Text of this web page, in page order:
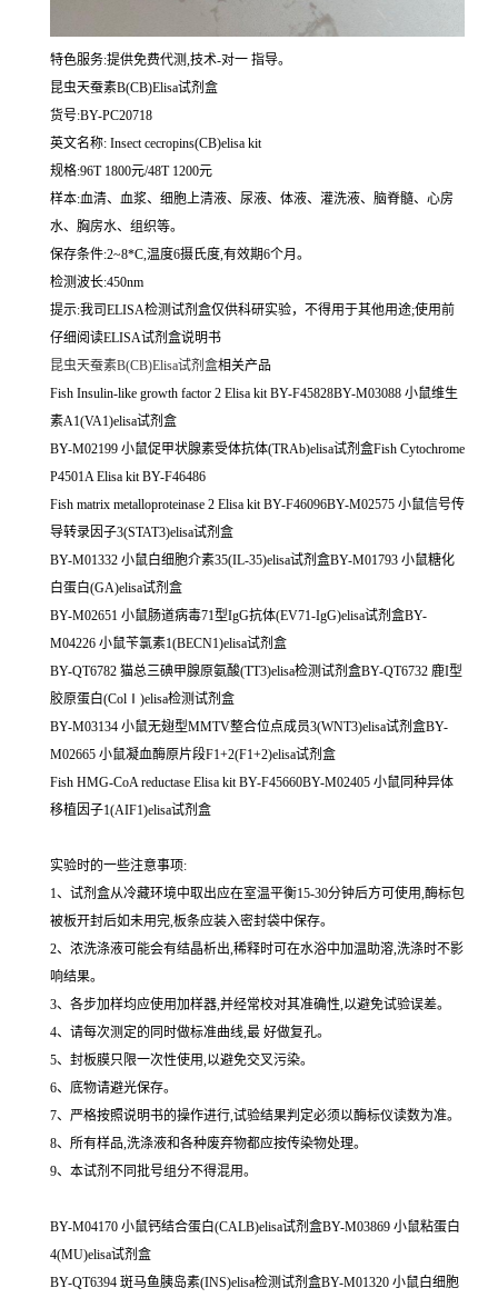
特色服务:提供免费代测,技术-对一 指导。
昆虫天蚕素B(CB)Elisa试剂盒
货号:BY-PC20718
英文名称: Insect cecropins(CB)elisa kit
规格:96T 1800元/48T 1200元
样本:血清、血浆、细胞上清液、尿液、体液、灌洗液、脑脊髓、心房
水、胸房水、组织等。
保存条件:2~8*C,温度6摄氏度,有效期6个月。
检测波长:450nm
提示:我司ELISA检测试剂盒仅供科研实验，不得用于其他用途;使用前
仔细阅读ELISA试剂盒说明书
昆虫天蚕素B(CB)Elisa试剂盒相关产品
Fish Insulin-like growth factor 2 Elisa kit BY-F45828BY-M03088 小鼠维生
素A1(VA1)elisa试剂盒
BY-M02199 小鼠促甲状腺素受体抗体(TRAb)elisa试剂盒Fish Cytochrome
P4501A Elisa kit BY-F46486
Fish matrix metalloproteinase 2 Elisa kit BY-F46096BY-M02575 小鼠信号传
导转录因子3(STAT3)elisa试剂盒
BY-M01332 小鼠白细胞介素35(IL-35)elisa试剂盒BY-M01793 小鼠糖化
白蛋白(GA)elisa试剂盒
BY-M02651 小鼠肠道病毒71型IgG抗体(EV71-IgG)elisa试剂盒BY-
M04226 小鼠苄氯素1(BECN1)elisa试剂盒
BY-QT6782 猫总三碘甲腺原氨酸(TT3)elisa检测试剂盒BY-QT6732 鹿I型
胶原蛋白(ColⅠ)elisa检测试剂盒
BY-M03134 小鼠无翅型MMTV整合位点成员3(WNT3)elisa试剂盒BY-
M02665 小鼠凝血酶原片段F1+2(F1+2)elisa试剂盒
Fish HMG-CoA reductase Elisa kit BY-F45660BY-M02405 小鼠同种异体
移植因子1(AIF1)elisa试剂盒
实验时的一些注意事项:
1、试剂盒从冷藏环境中取出应在室温平衡15-30分钟后方可使用,酶标包
被板开封后如未用完,板条应装入密封袋中保存。
2、浓洗涤液可能会有结晶析出,稀释时可在水浴中加温助溶,洗涤时不影
响结果。
3、各步加样均应使用加样器,并经常校对其准确性,以避免试验误差。
4、请每次测定的同时做标准曲线,最 好做复孔。
5、封板膜只限一次性使用,以避免交叉污染。
6、底物请避光保存。
7、严格按照说明书的操作进行,试验结果判定必须以酶标仪读数为准。
8、所有样品,洗涤液和各种废弃物都应按传染物处理。
9、本试剂不同批号组分不得混用。
BY-M04170 小鼠钙结合蛋白(CALB)elisa试剂盒BY-M03869 小鼠粘蛋白
4(MU)elisa试剂盒
BY-QT6394 斑马鱼胰岛素(INS)elisa检测试剂盒BY-M01320 小鼠白细胞